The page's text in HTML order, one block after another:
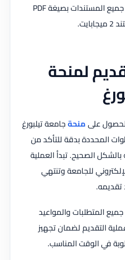
ملاحظة: يجب أن تكون جميع المستندات بصيغة PDF
لمنحة
علىمنحةجامعة تيلبورغ
المحددة بدقة للتأكد من
الصحيح. تبدأ العملية
للجامعة وتنتهي
تقديمه.
المتطلبات والمواعيد
التقديم لضمان تجهيز
في الوقت المناسب.